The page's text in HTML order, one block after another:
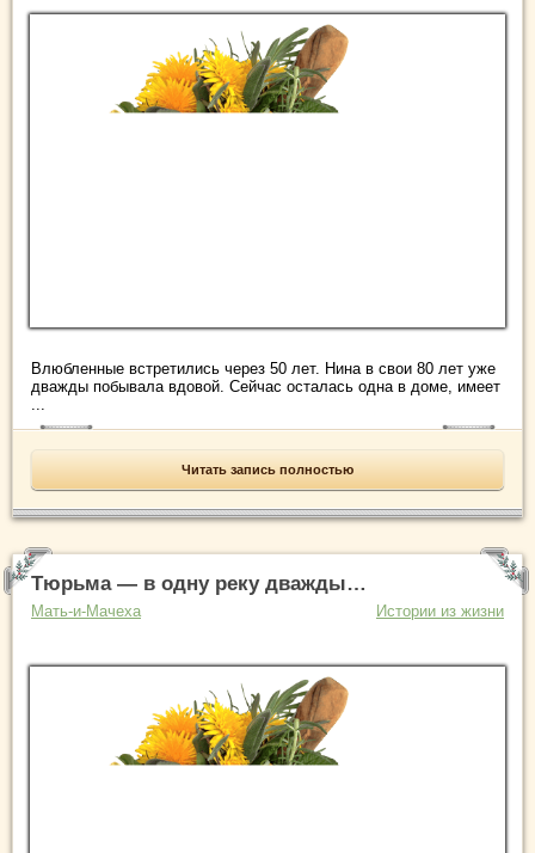
Влюбленные встретились через 50 лет. Нина в свои 80 лет уже
дважды побывала вдовой. Сейчас осталась одна в доме, имеет
Читать запись полностью
Тюрьма — в одну реку дважды…
Мать-и-Мачеха Истории из жизни